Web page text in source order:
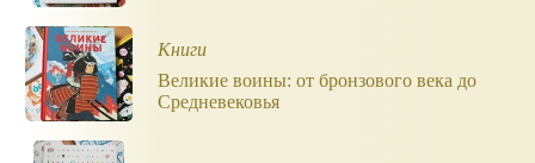
Книги
Великие воины: от бронзового века до
Средневековья